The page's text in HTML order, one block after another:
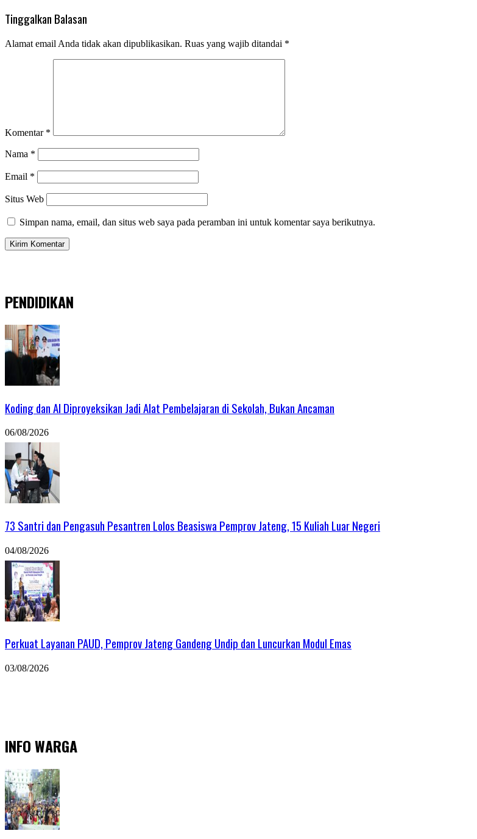
Tinggalkan Balasan
Alamat email Anda tidak akan dipublikasikan. Ruas yang wajib ditandai *
Komentar *
Nama *
Email *
Situs Web
Simpan nama, email, dan situs web saya pada peramban ini untuk komentar saya berikutnya.
PENDIDIKAN
Koding dan AI Diproyeksikan Jadi Alat Pembelajaran di Sekolah, Bukan Ancaman
06/08/2026
73 Santri dan Pengasuh Pesantren Lolos Beasiswa Pemprov Jateng, 15 Kuliah Luar Negeri
04/08/2026
Perkuat Layanan PAUD, Pemprov Jateng Gandeng Undip dan Luncurkan Modul Emas
03/08/2026
INFO WARGA